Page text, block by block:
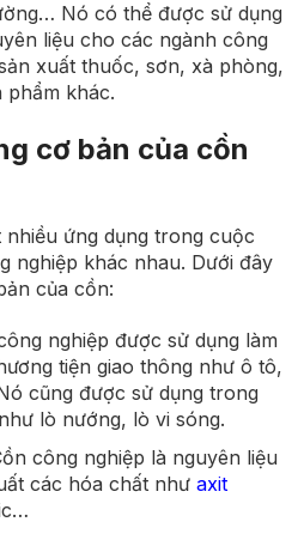
Nó có thể được sử dụng
liệu cho các ngành công
xuất thuốc, sơn, xà phòng,
phẩm khác.
cơ bản của cồn
ứng dụng trong cuộc
nghiệp khác nhau. Dưới đây
của cồn:
nghiệp được sử dụng làm
tiện giao thông như ô tô,
cũng được sử dụng trong
lò nướng, lò vi sóng.
công nghiệp là nguyên liệu
các hóa chất như axit